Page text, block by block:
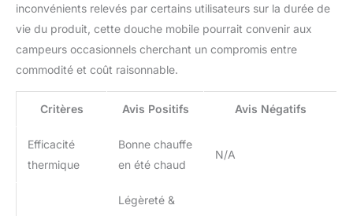
VANLIFE: L'espace est
précieux dans un sac à
dos ou un fourgon.
Après utilisation, cette
douche d'extérieur se
plie de manière ultra-
compacte. Rangée dans
(seulement 1,36 kg), elle
se fait oublier, tandis que
portée de main. VOTRE
inconvénients relevés par certains utilisateurs sur la durée de
vie du produit, cette douche mobile pourrait convenir aux
campeurs occasionnels cherchant un compromis entre
commodité et coût raisonnable.
Critères Avis Positifs Avis Négatifs
Efficacité
thermique
Bonne chauffe
en été chaud
N/A
Légèreté &